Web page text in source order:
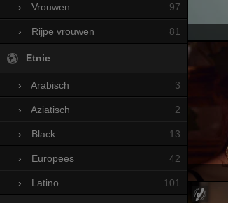
› Vrouwen 97
› Rijpe vrouwen 81
Etnie
› Arabisch 3
› Aziatisch 2
› Black 13
› Europees 42
› Latino 101